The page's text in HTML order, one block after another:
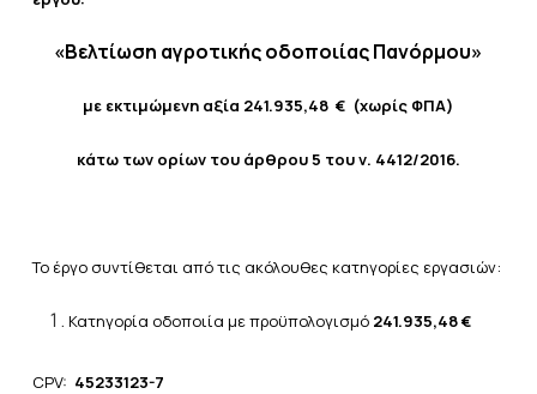
«Βελτίωση αγροτικής οδοποιίας Πανόρμου»
με εκτιμώμενη αξία 241.935,48 € (χωρίς ΦΠΑ)
κάτω των ορίων του άρθρου 5 του ν. 4412/2016.
Το έργο συντίθεται από τις ακόλουθες κατηγορίες εργασιών:
Κατηγορία οδοποιία με προϋπολογισμό 241.935,48 €
CPV: 45233123-7